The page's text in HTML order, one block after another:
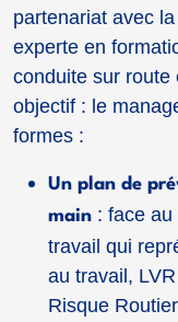
partenariat avec
experte en
conduite sur route
objectif : le
formes :
Un plan de
main : face au
travail qui
au travail,
Risque